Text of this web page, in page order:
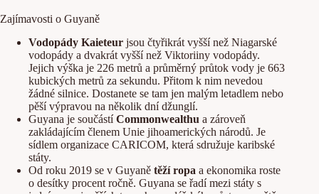
Zajímavosti o Guyaně
Vodopády Kaieteur jsou čtyřikrát vyšší než Niagarské
vodopády a dvakrát vyšší než Viktoriiny vodopády.
Jejich výška je 226 metrů a průměrný průtok vody je 663
kubických metrů za sekundu. Přitom k nim nevedou
žádné silnice. Dostanete se tam jen malým letadlem nebo
pěší výpravou na několik dní džunglí.
Guyana je součástíCommonwealthu a zároveň
zakládajícím členem Unie jihoamerických národů. Je
sídlem organizace CARICOM, která sdružuje karibské
státy.
Od roku 2019 se v Guyaně těží ropa a ekonomika roste
o desítky procent ročně. Guyana se řadí mezi státy s